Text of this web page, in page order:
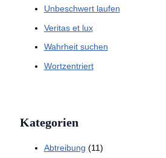
Unbeschwert laufen
Veritas et lux
Wahrheit suchen
Wortzentriert
Kategorien
Abtreibung (11)